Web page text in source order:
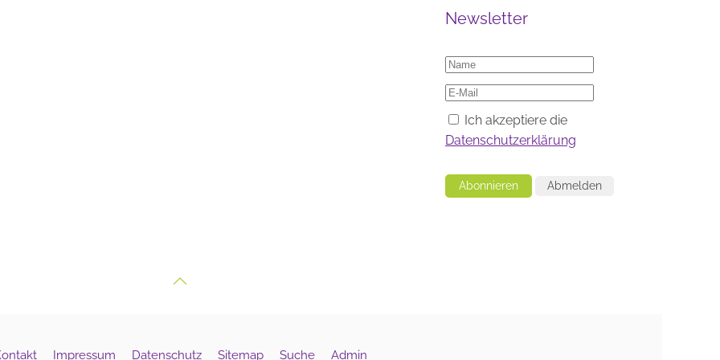
Newsletter
Ich akzeptiere die
Datenschutzerklärung
Abonnieren Abmelden
Impressum Datenschutz Sitemap Suche Admin